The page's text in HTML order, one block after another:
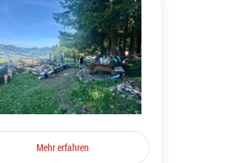
Mehr erfahren